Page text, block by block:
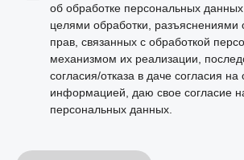
об обработке персональных
целями обработки, разъяснениями
прав, связанных с обработкой
механизмом их реализации,
согласия/отказа в даче согласия
информацией, даю свое согласие
персональных данных.